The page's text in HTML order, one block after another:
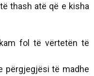
thash atë që e kisha
fol të vërtetën të
përgjegjësi të madhe